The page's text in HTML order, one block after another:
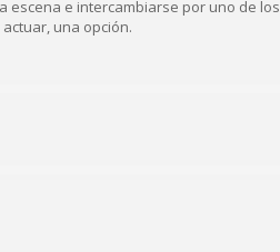
escena e intercambiarse por uno de los
una opción.